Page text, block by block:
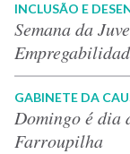
INCLUSÃO E
Semana da
GABINETE DA
Domingo é dia
Farroupilha